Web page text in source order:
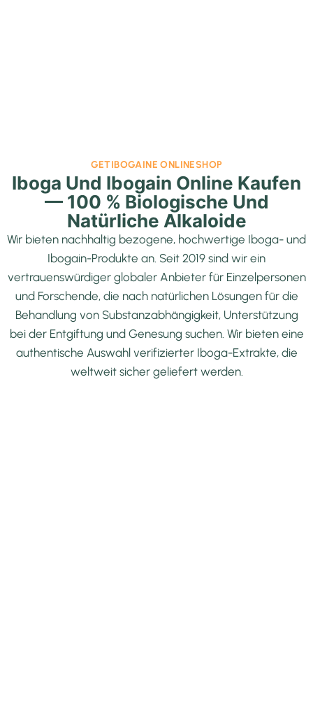
GETIBOGAINE ONLINESHOP
Iboga Und Ibogain Online Kaufen
— 100 % Biologische Und
Natürliche Alkaloide
Wir bieten nachhaltig bezogene, hochwertige Iboga- und
Ibogain-Produkte an. Seit 2019 sind wir ein
vertrauenswürdiger globaler Anbieter für Einzelpersonen
und Forschende, die nach natürlichen Lösungen für die
Behandlung von Substanzabhängigkeit, Unterstützung
bei der Entgiftung und Genesung suchen. Wir bieten eine
authentische Auswahl verifizierter Iboga-Extrakte, die
weltweit sicher geliefert werden.